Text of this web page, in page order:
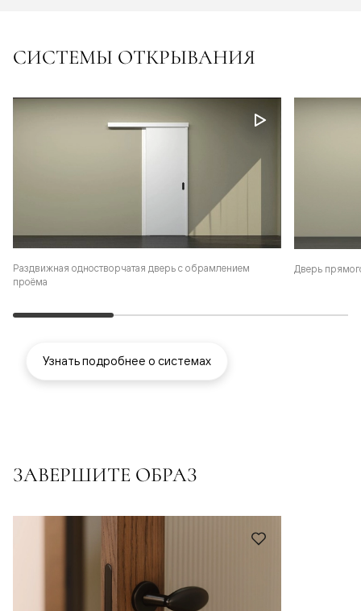
СИСТЕМЫ ОТКРЫВАНИЯ
Раздвижная одностворчатая дверь с обрамлением
проёма
Дверь
Узнать подробнее о системах
ЗАВЕРШИТЕ ОБРАЗ